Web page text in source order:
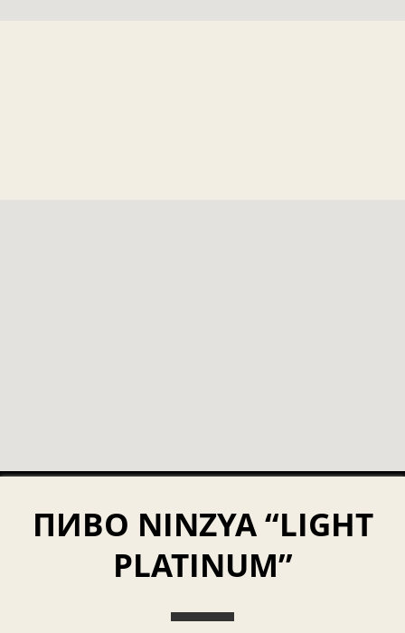
ПИВО NINZYA “LIGHT
PLATINUM”